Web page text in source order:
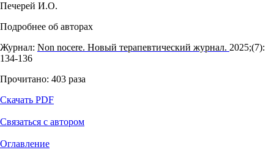
Печерей И.О.
Подробнее об авторах
Журнал: Non nocere. Новый терапевтический журнал. 2025;(7):
134‑136
Прочитано: 403 раза
Скачать PDF
Связаться с автором
Оглавление